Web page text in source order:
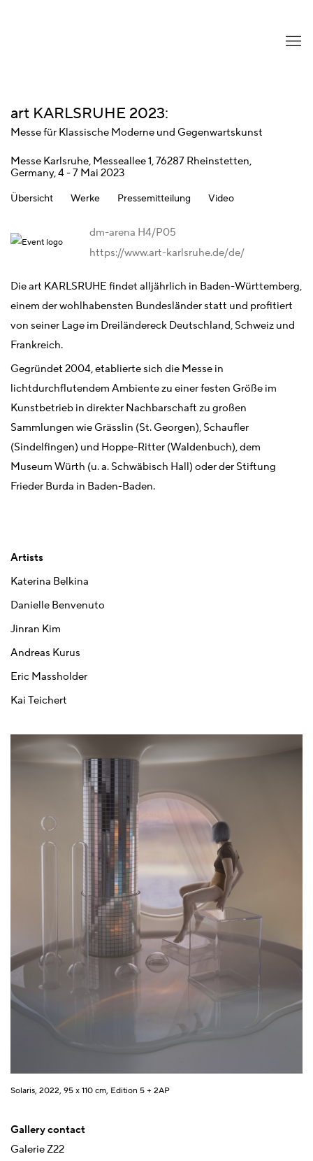
art KARLSRUHE 2023:
Messe für Klassische Moderne und Gegenwartskunst
Messe Karlsruhe, Messeallee 1, 76287 Rheinstetten,
Germany,4 - 7 Mai 2023
Übersicht Werke Pressemitteilung Video
dm-arena H4/P05
https://www.art-karlsruhe.de/de/
Die art KARLSRUHE findet alljährlich in Baden-Württemberg,
einem der wohlhabensten Bundesländer statt und profitiert
von seiner Lage im Dreiländereck Deutschland, Schweiz und
Frankreich.
Gegründet 2004, etablierte sich die Messe in
lichtdurchflutendem Ambiente zu einer festen Größe im
Kunstbetrieb in direkter Nachbarschaft zu großen
Sammlungen wie Grässlin (St. Georgen), Schaufler
(Sindelfingen) und Hoppe-Ritter (Waldenbuch), dem
Museum Würth (u. a. Schwäbisch Hall) oder der Stiftung
Frieder Burda in Baden-Baden.
Artists
Katerina Belkina
Danielle Benvenuto
Jinran Kim
Andreas Kurus
Eric Massholder
Kai Teichert
Solaris, 2022, 95 x 110 cm, Edition 5 + 2AP
Gallery contact
Galerie Z22